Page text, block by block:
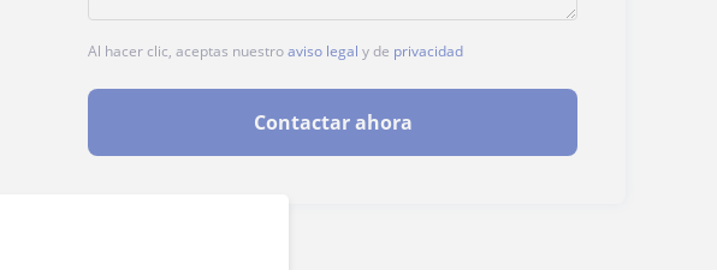
Al hacer clic, aceptas nuestroaviso legal y de privacidad
Contactar ahora